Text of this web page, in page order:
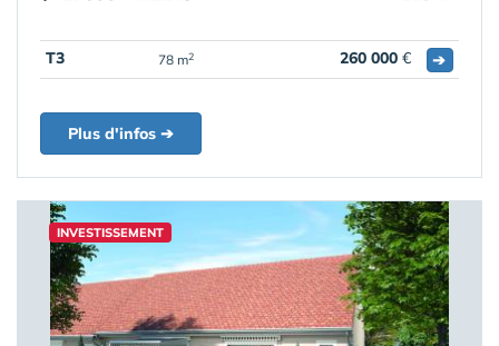
T3 78 m2 260 000 € ➔
Plus d'infos ➔
INVESTISSEMENT